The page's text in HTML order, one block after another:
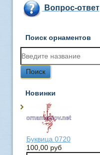
Вопрос-ответ
Поиск орнаментов
Новинки
Буквица 0720
100,00 руб